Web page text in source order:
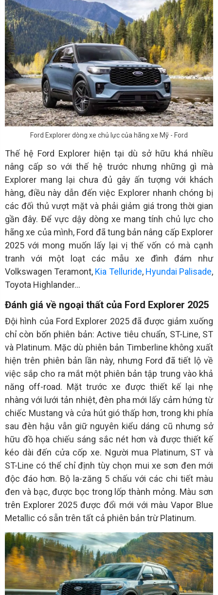
Ford Explorer dòng xe chủ lực của hãng xe Mỹ - Ford
Thế hệ Ford Explorer hiện tại dù sở hữu khá nhiều
nâng cấp so với thế hệ trước nhưng những gì mà
Explorer mang lại chưa đủ gây ấn tượng với khách
hàng, điều này dẫn đến việc Explorer nhanh chóng bị
các đối thủ vượt mặt và phải giảm giá trong thời gian
gần đây. Để vực dậy dòng xe mang tính chủ lực cho
hãng xe của mình, Ford đã tung bản nâng cấp Explorer
2025 với mong muốn lấy lại vị thế vốn có mà cạnh
tranh với một loạt các mẫu xe đình đám như
Volkswagen Teramont, Kia Telluride, Hyundai Palisade,
Toyota Highlander…
Đánh giá về ngoại thất của Ford Explorer 2025
Đội hình của Ford Explorer 2025 đã được giảm xuống
chỉ còn bốn phiên bản: Active tiêu chuẩn, ST-Line, ST
và Platinum. Mặc dù phiên bản Timberline không xuất
hiện trên phiên bản lần này, nhưng Ford đã tiết lộ về
việc sắp cho ra mắt một phiên bản tập trung vào khả
năng off-road. Mặt trước xe được thiết kế lại nhẹ
nhàng với lưới tản nhiệt, đèn pha mới lấy cảm hứng từ
chiếc Mustang và cửa hút gió thấp hơn, trong khi phía
sau đèn hậu vẫn giữ nguyên kiểu dáng cũ nhưng sở
hữu đồ họa chiếu sáng sắc nét hơn và được thiết kế
kéo dài đến cửa cốp xe. Người mua Platinum, ST và
ST-Line có thể chỉ định tùy chọn mui xe sơn đen mới
độc đáo hơn. Bộ la-zăng 5 chấu với các chi tiết màu
đen và bạc, được bọc trong lốp thành mỏng. Màu sơn
trên Explorer 2025 được đổi mới với màu Vapor Blue
Metallic có sẵn trên tất cả phiên bản trừ Platinum.